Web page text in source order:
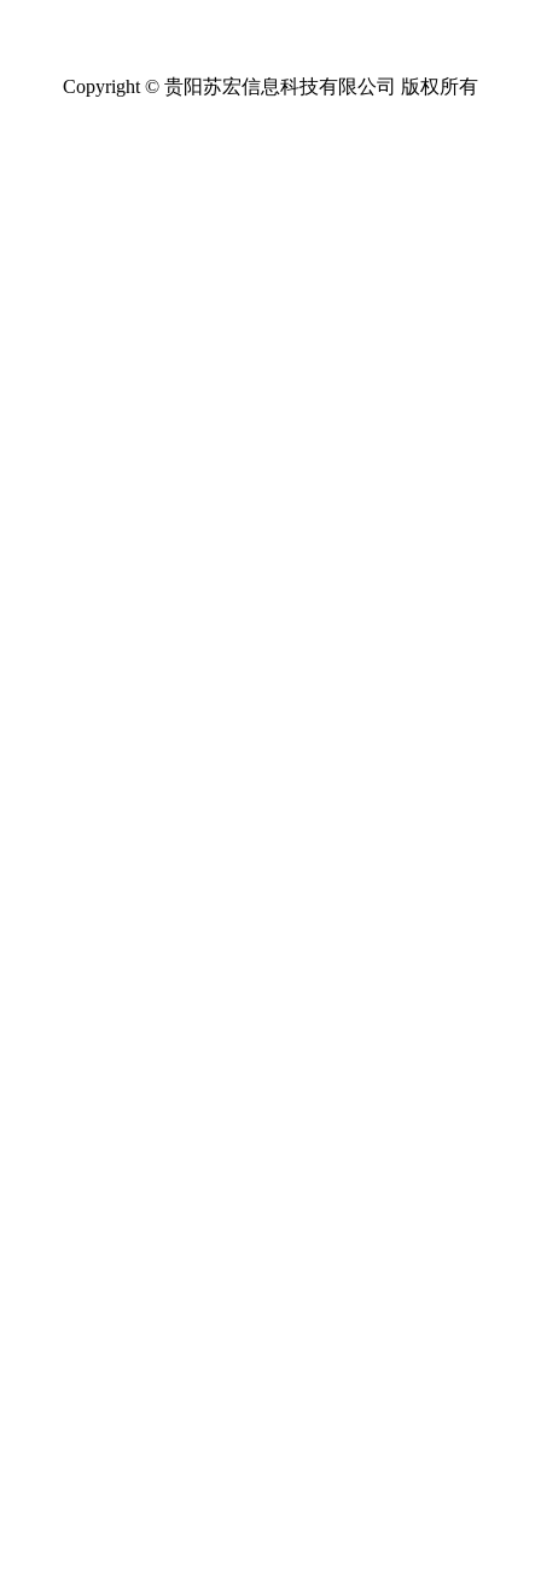
Copyright © 贵阳苏宏信息科技有限公司 版权所有